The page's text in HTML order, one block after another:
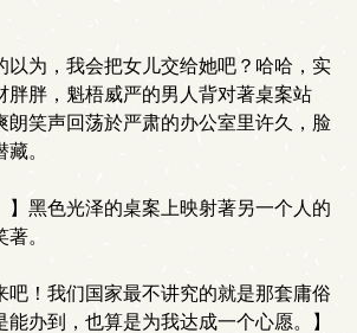
为，我会把女儿交给她吧？哈哈，实
胖胖，魁梧威严的男人背对著桌案站
朗笑声回荡於严肃的办公室里许久，脸
。
黑色光泽的桌案上映射著另一个人的
。
！我们国家最不讲究的就是那套庸俗
能办到，也算是为我达成一个心愿。】